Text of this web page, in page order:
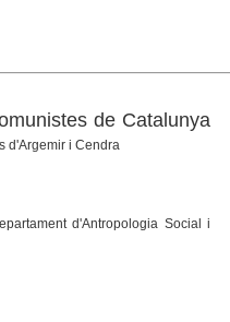
de Catalunya
d'Argemir i Cendra
d'Antropologia Social i